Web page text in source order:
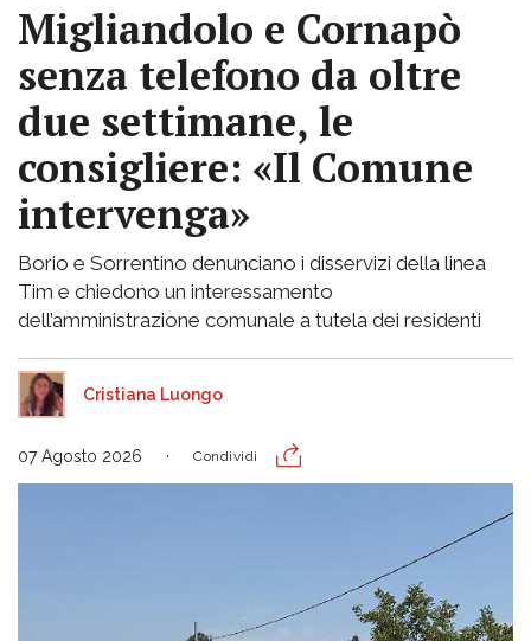
Migliandolo e Cornapò
senza telefono da oltre
due settimane, le
consigliere: «Il Comune
intervenga»
Borio e Sorrentino denunciano i disservizi della linea
Tim e chiedono un interessamento
dell’amministrazione comunale a tutela dei residenti
Cristiana Luongo
07 Agosto 2026 Condividi